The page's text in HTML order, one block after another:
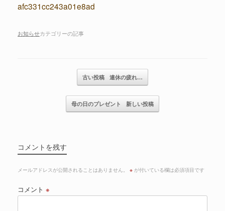
afc331cc243a01e8ad
お知らせカテゴリーの記事
記事のナビゲーション古い投稿 連休の疲れ…
母の日のプレゼント 新しい投稿
コメントを残す
メールアドレスが公開されることはありません。 ※ が付いている欄は必須項目です
コメント ※